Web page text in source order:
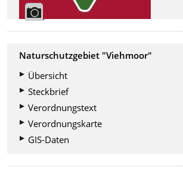
Naturschutzgebiet "Viehmoor"
Übersicht
Steckbrief
Verordnungstext
Verordnungskarte
GIS-Daten